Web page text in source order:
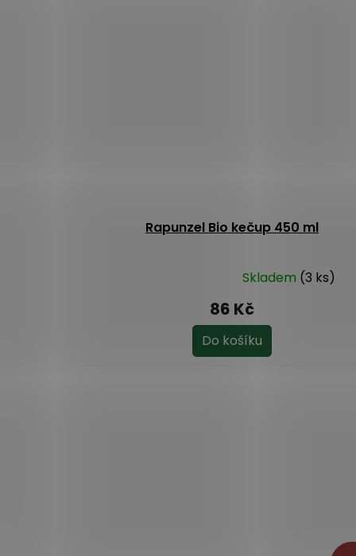
Rapunzel Bio kečup 450 ml
Skladem (3 ks)
86 Kč
Do košíku